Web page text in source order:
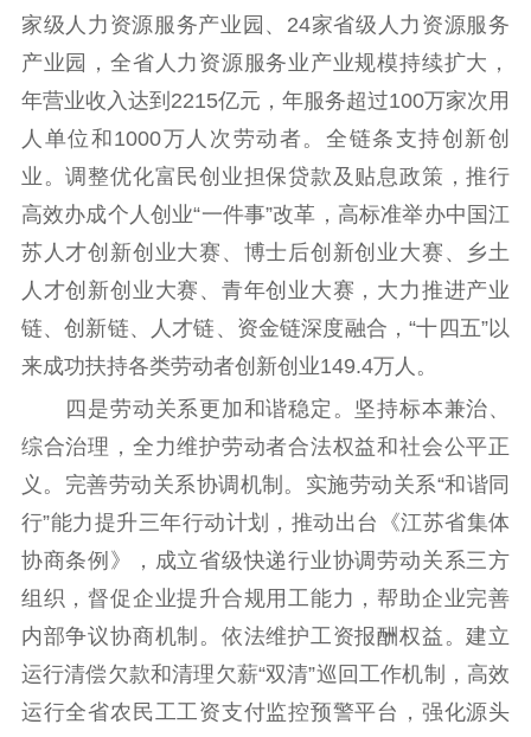
家级人力资源服务产业园、24家省级人力资源服务
产业园，全省人力资源服务业产业规模持续扩大，
年营业收入达到2215亿元，年服务超过100万家次用
人单位和1000万人次劳动者。全链条支持创新创
业。调整优化富民创业担保贷款及贴息政策，推行
高效办成个人创业“一件事”改革，高标准举办中国江
苏人才创新创业大赛、博士后创新创业大赛、乡土
人才创新创业大赛、青年创业大赛，大力推进产业
链、创新链、人才链、资金链深度融合，“十四五”以
来成功扶持各类劳动者创新创业149.4万人。
四是劳动关系更加和谐稳定。坚持标本兼治、
综合治理，全力维护劳动者合法权益和社会公平正
义。完善劳动关系协调机制。实施劳动关系“和谐同
行”能力提升三年行动计划，推动出台《江苏省集体
协商条例》，成立省级快递行业协调劳动关系三方
组织，督促企业提升合规用工能力，帮助企业完善
内部争议协商机制。依法维护工资报酬权益。建立
运行清偿欠款和清理欠薪“双清”巡回工作机制，高效
运行全省农民工工资支付监控预警平台，强化源头